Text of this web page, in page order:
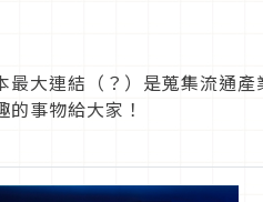
最大連結（？）是蒐集流通
事物給大家！